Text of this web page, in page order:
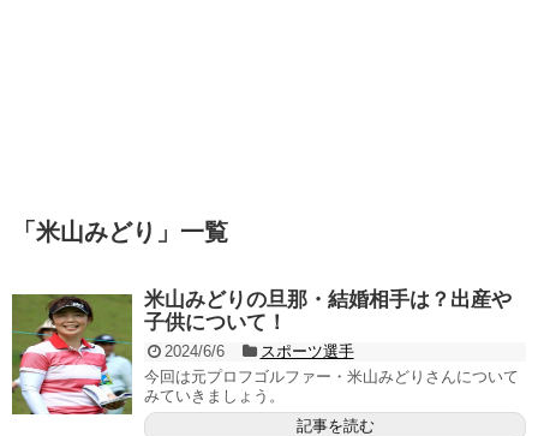
「 米山みどり 」 一覧
米山みどりの旦那・結婚相手は？出産や
子供について！
2024/6/6
スポーツ選手
今回は元プロフゴルファー・米山みどりさんについて
みていきましょう。
記事を読む